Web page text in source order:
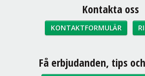
Kontakta oss
KONTAKTFORMULÄR
Sociala medier
Få erbjudanden, tips